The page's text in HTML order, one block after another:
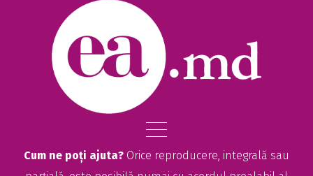
Cum ne poți ajuta? Orice reproducere, integrală sau